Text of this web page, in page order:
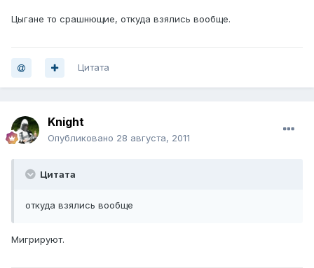
Цыгане то срашнющие, откуда взялись вообще.
Цитата
Knight
Опубликовано 28 августа, 2011
Цитата
откуда взялись вообще
Мигрируют.